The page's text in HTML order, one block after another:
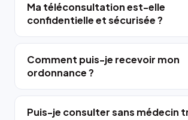
Ma téléconsultation est-elle
confidentielle et sécurisée ?
Comment puis-je recevoir mon
ordonnance ?
Puis-je consulter sans médecin